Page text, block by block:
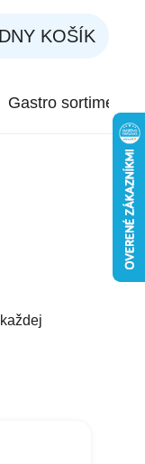
KOŠÍK
Gastro sortiment